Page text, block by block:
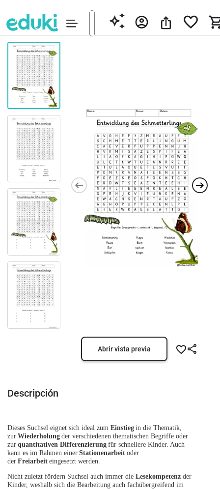
Abrir vista previa
Descripción
Dieses Suchsel eignet sich ideal zum Einstieg in die Thematik,
zur Wiederholung der verschiedenen thematischen Begriffe oder
zur quantitativen Differenzierung für schnellere Kinder. Auch
kann es im Rahmen einer Stationenarbeit oder
der Freiarbeit eingesetzt werden.
Nicht zuletzt fördern Suchsel auch immer die Lesekompetenz der
Kinder, weshalb sich die Bearbeitung auch fachübergreifend im